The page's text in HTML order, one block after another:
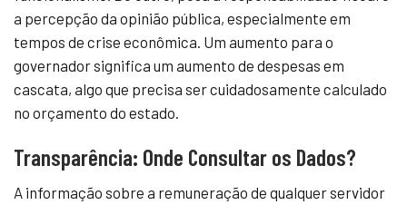
a percepção da opinião pública, especialmente em
tempos de crise econômica. Um aumento para o
governador significa um aumento de despesas em
cascata, algo que precisa ser cuidadosamente calculado
no orçamento do estado.
Transparência: Onde Consultar os Dados?
A informação sobre a remuneração de qualquer servidor